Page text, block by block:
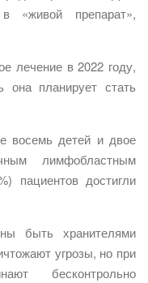
«живой препарат»,
лечение в 2022 году,
планирует стать
восемь детей и двое
лимфобластным
пациентов достигли
быть хранителями
угрозы, но при
бесконтрольно